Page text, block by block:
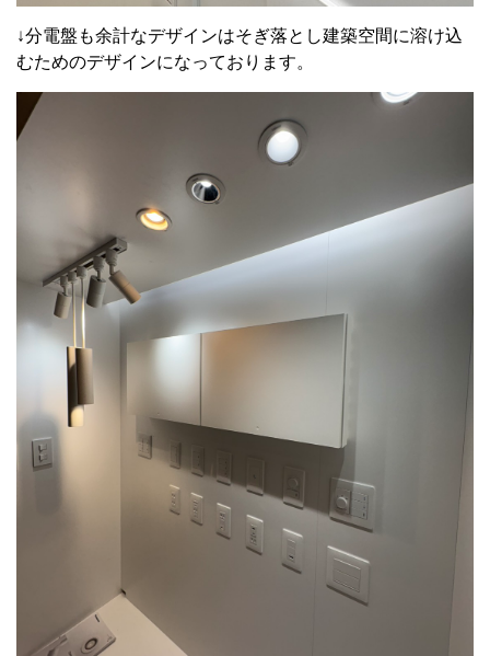
↓分電盤も余計なデザインはそぎ落とし建築空間に溶け込
むためのデザインになっております。